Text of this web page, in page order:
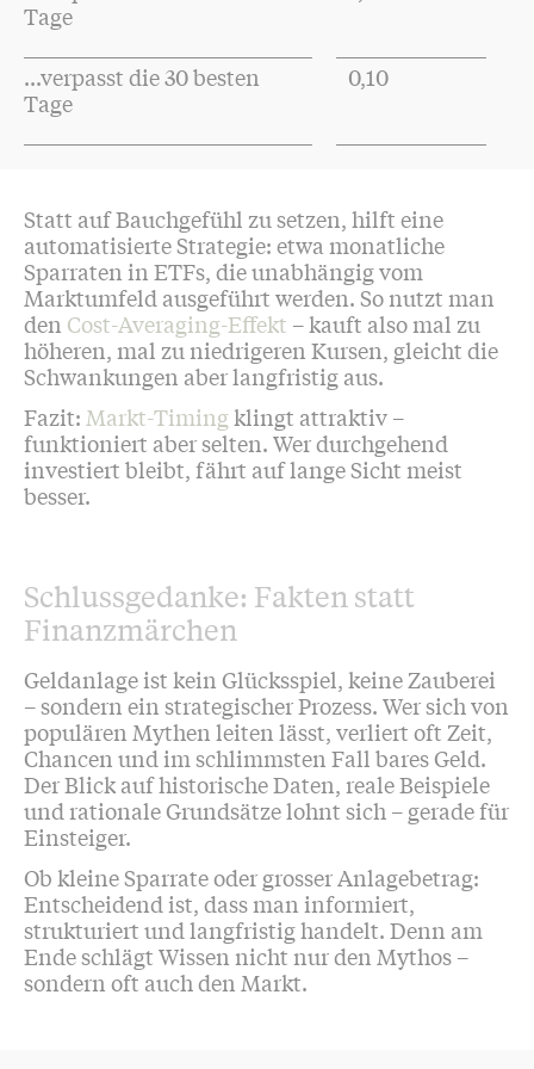
Tage
...verpasst die 30 besten
Tage
0,10
Statt auf Bauchgefühl zu setzen, hilft eine
automatisierte Strategie: etwa monatliche
Sparraten in ETFs, die unabhängig vom
Marktumfeld ausgeführt werden. So nutzt man
den Cost-Averaging-Effekt – kauft also mal zu
höheren, mal zu niedrigeren Kursen, gleicht die
Schwankungen aber langfristig aus.
Fazit: Markt-Timingklingt attraktiv –
funktioniert aber selten. Wer durchgehend
investiert bleibt, fährt auf lange Sicht meist
besser.
Schlussgedanke: Fakten statt
Finanzmärchen
Geldanlage ist kein Glücksspiel, keine Zauberei
– sondern ein strategischer Prozess. Wer sich von
populären Mythen leiten lässt, verliert oft Zeit,
Chancen und im schlimmsten Fall bares Geld.
Der Blick auf historische Daten, reale Beispiele
und rationale Grundsätze lohnt sich – gerade für
Einsteiger.
Ob kleine Sparrate oder grosser Anlagebetrag:
Entscheidend ist, dass man informiert,
strukturiert und langfristig handelt. Denn am
Ende schlägt Wissen nicht nur den Mythos –
sondern oft auch den Markt.